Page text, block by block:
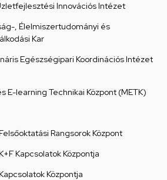
Innovációs Intézet
, Élelmiszertudományi és
Kar
Egészségipari Koordinációs Intézet
E-learning Technikai Központ (METK)
Rangsorok Központ
Kapcsolatok Központja
Központja